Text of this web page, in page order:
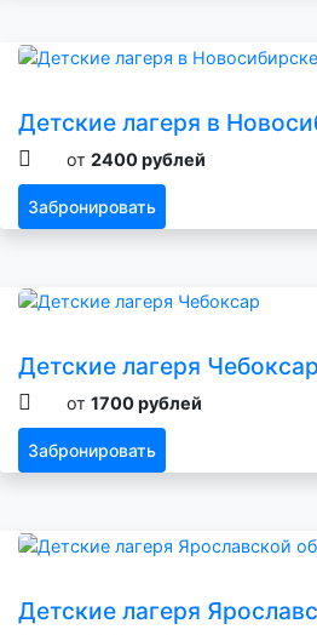
Детские лагеря в
от 2400 рублей
Забронировать
Детские лагеря Чебоксар
от 1700 рублей
Забронировать
Детские лагеря